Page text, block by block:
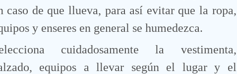
caso de que llueva, para así evitar que la ropa,
y enseres en general se humedezca.
cuidadosamente la vestimenta,
equipos a llevar según el lugar y el